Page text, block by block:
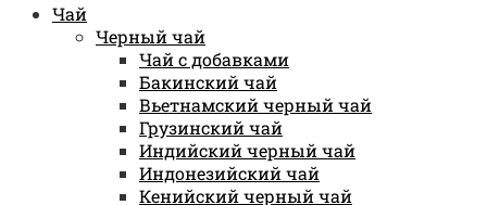
Чай
Черный чай
Чай с добавками
Бакинский чай
Вьетнамский черный чай
Грузинский чай
Индийский черный чай
Индонезийский чай
Кенийский черный чай